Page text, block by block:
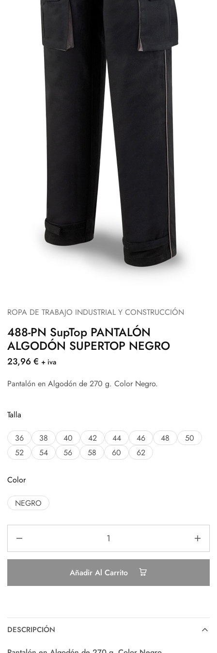
ROPA DE TRABAJO INDUSTRIAL Y CONSTRUCCIÓN
488-PN SupTop PANTALÓN
ALGODÓN SUPERTOP NEGRO
23,96€ + iva
Pantalón en Algodón de 270 g. Color Negro.
Talla
36 38 40 42 44 46 48
50
52
54 56 58 60 62
Color
NEGRO
Añadir Al Carrito
DESCRIPCIÓN